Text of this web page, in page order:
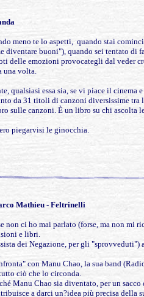
meno te lo aspetti, quando stai
buoni"), quando sei tentato di
delle emozioni provocategli dal veder
una volta.
qualsiasi essa sia, se vi piace il
da 31 titoli di canzoni diversissime
sulle canzoni. È un libro su chi ascolta
piegarvisi le ginocchia.
Mathieu - Feltrinelli
non ci ho mai parlato (forse, ma non mi
e libri.
dei Negazione, per gli
con Manu Chao, la sua band
ciò che lo circonda.
Manu Chao sia diventato, per un
a darci un?idea più precisa della